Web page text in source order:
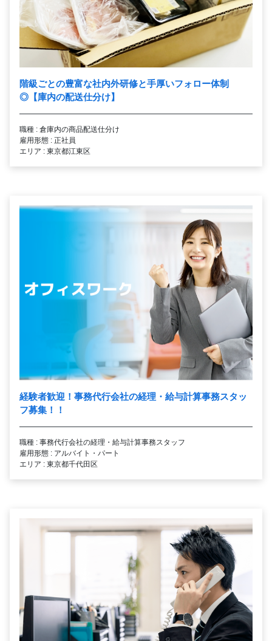
階級ごとの豊富な社内外研修と手厚いフォロー体制
◎【庫内の配送仕分け】
職種 : 倉庫内の商品配送仕分け
雇用形態 : 正社員
エリア : 東京都江東区
経験者歓迎！事務代行会社の経理・給与計算事務スタッ
フ募集！！
職種 : 事務代行会社の経理・給与計算事務スタッフ
雇用形態 : アルバイト・パート
エリア : 東京都千代田区